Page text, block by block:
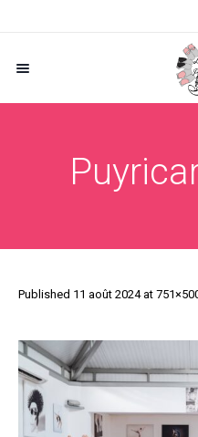
Published 11 août 2024at